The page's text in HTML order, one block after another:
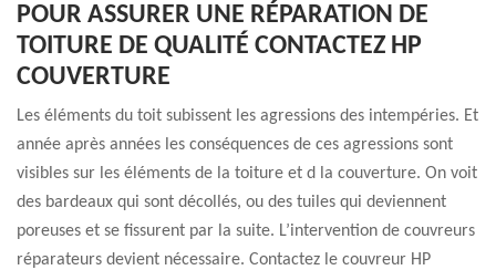
POUR ASSURER UNE RÉPARATION DE
TOITURE DE QUALITÉ CONTACTEZ HP
COUVERTURE
Les éléments du toit subissent les agressions des intempéries. Et
année après années les conséquences de ces agressions sont
visibles sur les éléments de la toiture et d la couverture. On voit
des bardeaux qui sont décollés, ou des tuiles qui deviennent
poreuses et se fissurent par la suite. L’intervention de couvreurs
réparateurs devient nécessaire. Contactez le couvreur HP